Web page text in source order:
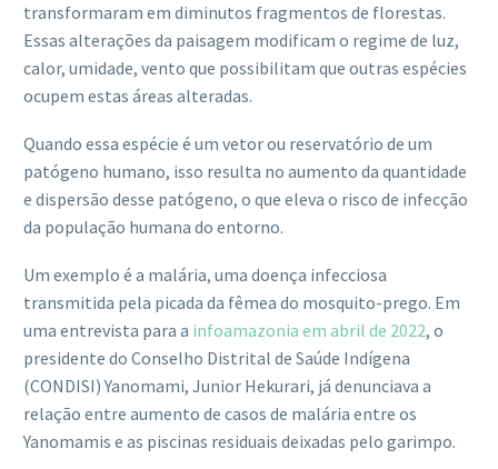
transformaram em diminutos fragmentos de florestas.
Essas alterações da paisagem modificam o regime de luz,
calor, umidade, vento que possibilitam que outras espécies
ocupem estas áreas alteradas.
Quando essa espécie é um vetor ou reservatório de um
patógeno humano, isso resulta no aumento da quantidade
e dispersão desse patógeno, o que eleva o risco de infecção
da população humana do entorno.
Um exemplo é a malária, uma doença infecciosa
transmitida pela picada da fêmea do mosquito-prego. Em
uma entrevista para a infoamazonia em abril de 2022, o
presidente do Conselho Distrital de Saúde Indígena
(CONDISI) Yanomami, Junior Hekurari, já denunciava a
relação entre aumento de casos de malária entre os
Yanomamis e as piscinas residuais deixadas pelo garimpo.